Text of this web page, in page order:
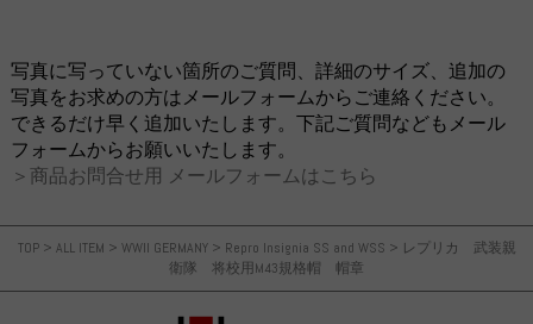
TOP> ALL ITEM > WWII GERMANY> Repro Insignia SS and WSS > レプリカ 武装親
衛隊 将校用M43規格帽 帽章
写真に写っていない箇所のご質問、詳細のサイズ、追加の
写真をお求めの方はメールフォームからご連絡ください。
できるだけ早く追加いたします。下記ご質問などもメール
フォームからお願いいたします。
＞商品お問合せ用 メールフォームはこちら